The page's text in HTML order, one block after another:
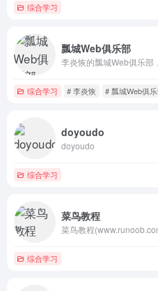
综合学习
瓢城Web俱乐部
李炎恢的瓢城Web俱乐部
综合学习 # 李炎恢 # 瓢城Web俱
doyoudo
doyoudo
综合学习
菜鸟教程
综合学习